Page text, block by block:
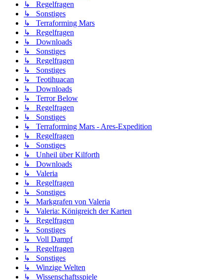
↳ Regelfragen
↳ Sonstiges
↳ Terraforming Mars
↳ Regelfragen
↳ Downloads
↳ Sonstiges
↳ Regelfragen
↳ Sonstiges
↳ Teotihuacan
↳ Downloads
↳ Terror Below
↳ Regelfragen
↳ Sonstiges
↳ Terraforming Mars - Ares-Expedition
↳ Regelfragen
↳ Sonstiges
↳ Unheil über Kilforth
↳ Downloads
↳ Valeria
↳ Regelfragen
↳ Sonstiges
↳ Markgrafen von Valeria
↳ Valeria: Königreich der Karten
↳ Regelfragen
↳ Sonstiges
↳ Voll Dampf
↳ Regelfragen
↳ Sonstiges
↳ Winzige Welten
↳ Wissenschaftsspiele